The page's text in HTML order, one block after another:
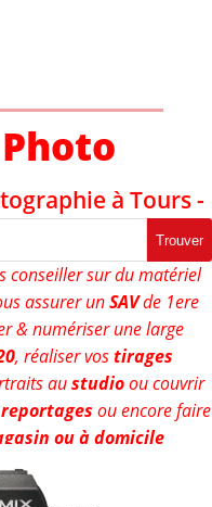
à Tours -
Trouver
conseiller sur du matériel
assurer unSAVde 1ere
& numériser une large
, réaliser vostirages
austudioou couvrir
reportages ou encore faire
ou à domicile